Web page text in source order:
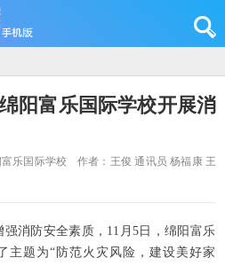
阳富乐国际学校开展消
乐国际学校
作者：王俊 通讯员 杨福康 王
消防安全素质，11月5日，绵阳富乐
主题为“防范火灾风险，建设美好家